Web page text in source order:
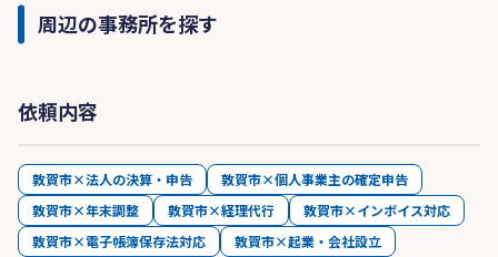
周辺の事務所を探す
依頼内容
敦賀市×法人の決算・申告
敦賀市×個人事業主の確定申告
敦賀市×年末調整
敦賀市×経理代行
敦賀市×インボイス対応
敦賀市×電子帳簿保存法対応
敦賀市×起業・会社設立